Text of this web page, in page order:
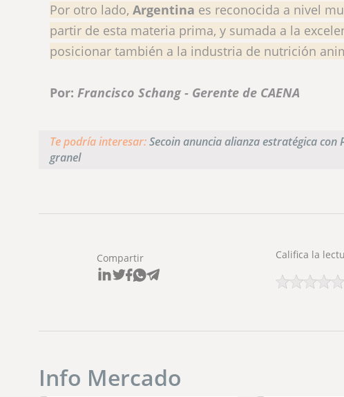
Por otro lado, Argentina es reconocida a nivel
partir de esta materia prima, y sumada a la
posicionar también a la industria de nutrición
Por: Francisco Schang - Gerente de CAENA
Te podría interesar:Secoin anuncia alianza estratégica con
granel
Compartir Califica la
Info Mercado